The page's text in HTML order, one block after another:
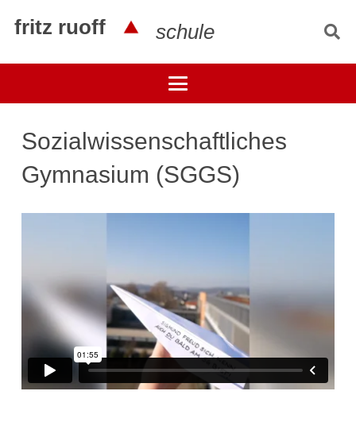
fritz ruoff schule
Sozialwissenschaftliches
Gymnasium (SGGS)